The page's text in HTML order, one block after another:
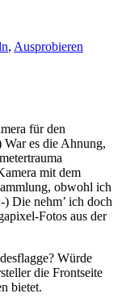
, Ausprobieren
für den
es die Ahnung,
mit dem
obwohl ich
Die nehm’ ich doch
Fotos aus der
Würde
die Frontseite
bietet.